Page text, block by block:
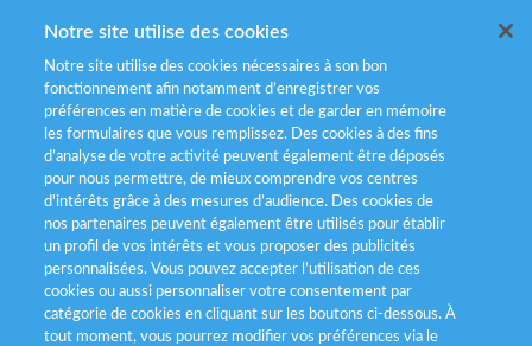
Mentions légales
Politiques de gestion des cookies
Politique données personnelles
Services consommateurs
Déclaration d’accessibilité
Notre site utilise des cookies
Notre site utilise des cookies nécessaires à son bon
fonctionnement afin notamment d’enregistrer vos
préférences en matière de cookies et de garder en mémoire
les formulaires que vous remplissez. Des cookies à des fins
d’analyse de votre activité peuvent également être déposés
pour nous permettre, de mieux comprendre vos centres
d'intérêts grâce à des mesures d’audience. Des cookies de
nos partenaires peuvent également être utilisés pour établir
un profil de vos intérêts et vous proposer des publicités
personnalisées. Vous pouvez accepter l’utilisation de ces
cookies ou aussi personnaliser votre consentement par
catégorie de cookies en cliquant sur les boutons ci-dessous. À
tout moment, vous pourrez modifier vos préférences via le